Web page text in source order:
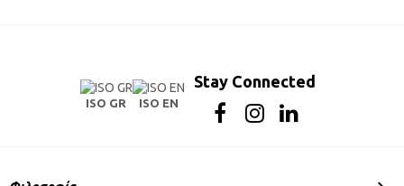
ISO GR ISO EN
Stay Connected